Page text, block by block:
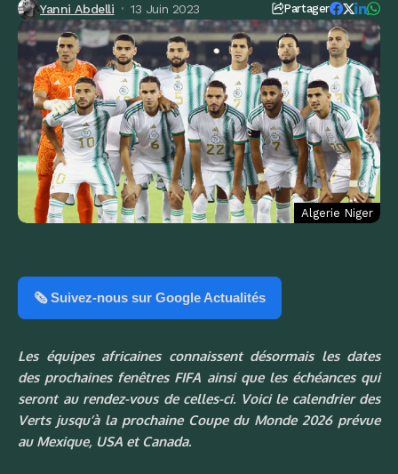
Yanni Abdelli 13 Juin 2023 Partager
Algerie Niger
🗞️ Suivez-nous sur Google Actualités
Les équipes africaines connaissent désormais les dates
des prochaines fenêtres FIFA ainsi que les échéances qui
seront au rendez-vous de celles-ci. Voici le calendrier des
Verts jusqu’à la prochaine Coupe du Monde 2026 prévue
au Mexique, USA et Canada.